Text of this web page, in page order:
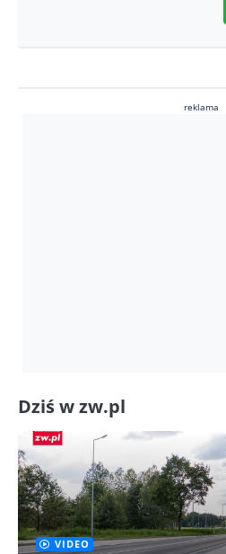
reklama
Dziś w zw.pl
VIDEO